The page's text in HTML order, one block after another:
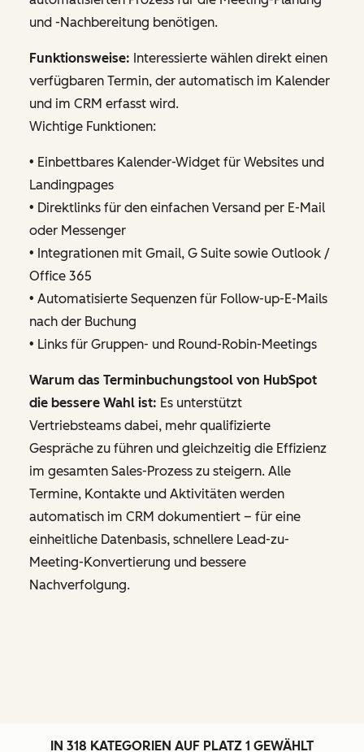
und -Nachbereitung benötigen.
Funktionsweise: Interessierte wählen direkt einen
verfügbaren Termin, der automatisch im Kalender
und im CRM erfasst wird.
Wichtige Funktionen:
• Einbettbares Kalender-Widget für Websites und
Landingpages
• Direktlinks für den einfachen Versand per E-Mail
oder Messenger
• Integrationen mit Gmail, G Suite sowie Outlook /
Office 365
• Automatisierte Sequenzen für Follow-up-E-Mails
nach der Buchung
• Links für Gruppen- und Round-Robin-Meetings
Warum das Terminbuchungstool von HubSpot
die bessere Wahl ist: Es unterstützt
Vertriebsteams dabei, mehr qualifizierte
Gespräche zu führen und gleichzeitig die Effizienz
im gesamten Sales-Prozess zu steigern. Alle
Termine, Kontakte und Aktivitäten werden
automatisch im CRM dokumentiert – für eine
einheitliche Datenbasis, schnellere Lead-zu-
Meeting-Konvertierung und bessere
Nachverfolgung.
IN 318 KATEGORIEN AUF PLATZ 1 GEWÄHLT